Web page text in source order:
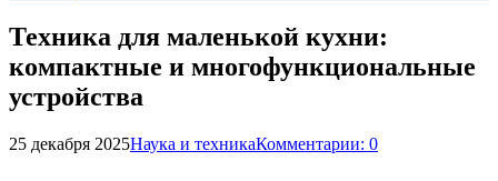
Техника для маленькой кухни:
компактные и многофункциональные
устройства
25 декабря 2025Наука и техникаКомментарии: 0